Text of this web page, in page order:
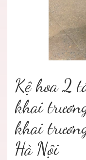
Kệ hoa 2
khai
khai
Hà Nội